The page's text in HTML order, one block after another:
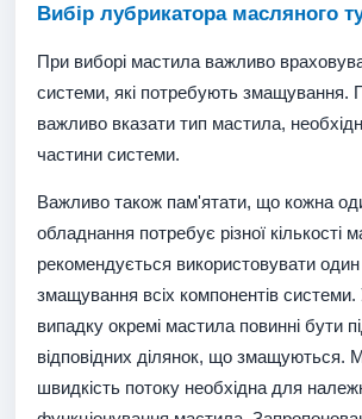
Вибір лубрикатора масляного
При виборі мастила важливо
системи, які потребують змащування.
важливо вказати тип мастила,
частини системи.
Важливо також пам'ятати, що кожна
обладнання потребує різної кількості
рекомендується використовувати
змащування всіх компонентів
випадку окремі мастила повинні бути
відповідних ділянок, що змащуються.
швидкість потоку необхідна для